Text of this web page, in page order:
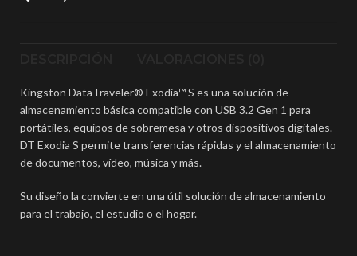
Kingston DataTraveler® Exodia™ S es una solución de
almacenamiento básica compatible con USB 3.2 Gen 1 para
portátiles, equipos de sobremesa y otros dispositivos digitales.
DT Exodia S permite transferencias rápidas y el almacenamiento
de documentos, vídeo, música y más.
Su diseño la convierte en una útil solución de almacenamiento
para el trabajo, el estudio o el hogar.